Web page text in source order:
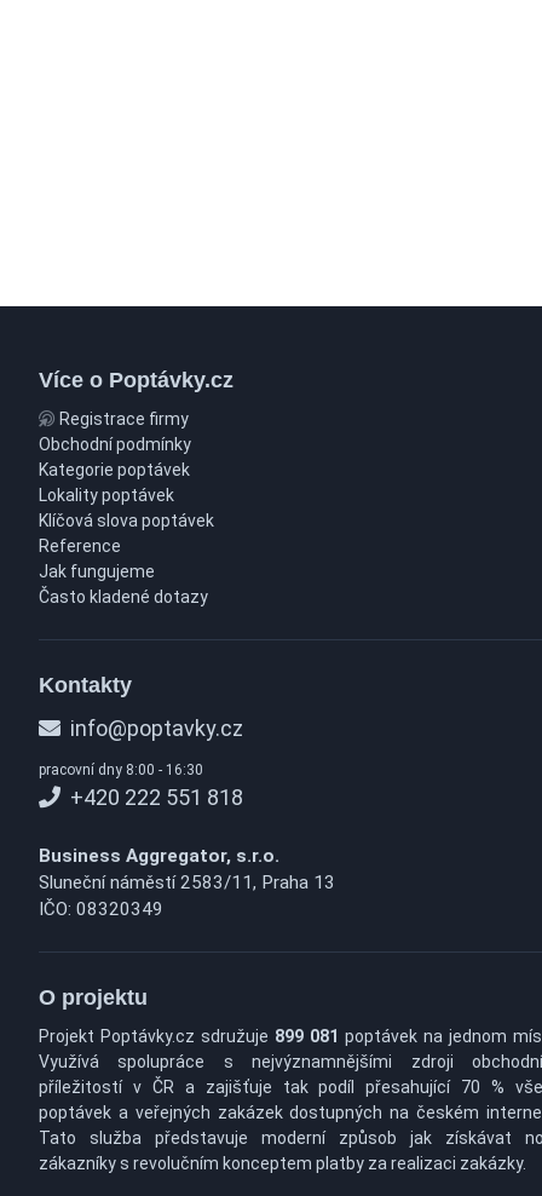
Více o Poptávky.cz
Registrace firmy
Obchodní podmínky
Kategorie poptávek
Lokality poptávek
Klíčová slova poptávek
Reference
Jak fungujeme
Často kladené dotazy
Kontakty
info@poptavky.cz
pracovní dny 8:00 - 16:30
+420 222 551 818
Business Aggregator, s.r.o.
Sluneční náměstí 2583/11, Praha 13
IČO: 08320349
O projektu
Projekt Poptávky.cz sdružuje 899 081 poptávek na jednom
Využívá spolupráce s nejvýznamnějšími zdroji
příležitostí v ČR a zajišťuje tak podíl přesahující 70 %
poptávek a veřejných zakázek dostupných na českém
Tato služba představuje moderní způsob jak získávat
zákazníky s revolučním konceptem platby za realizaci zakázky.